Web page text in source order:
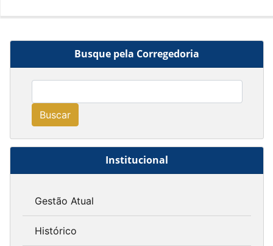
Busque pela Corregedoria
Buscar
Institucional
Gestão Atual
Histórico